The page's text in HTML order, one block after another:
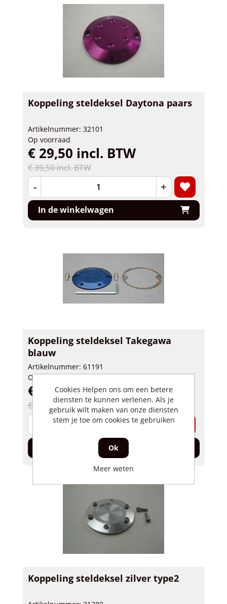
Koppeling steldeksel Daytona paars
Artikelnummer: 32101
Op voorraad
€ 39,50 incl. BTW
€ 29,50 incl. BTW
- +
In de winkelwagen
Koppeling steldeksel Takegawa
blauw
Artikelnummer: 61191
Op voorraad
€ 51,43 incl. BTW
€ 34,99 incl. BTW
+
In de winkelwagen
Koppeling steldeksel zilver type2
Cookies Helpen ons om een betere
diensten te kunnen verlenen. Als je
gebruik wilt maken van onze diensten
stem je toe om cookies te gebruiken
Ok
Meer weten